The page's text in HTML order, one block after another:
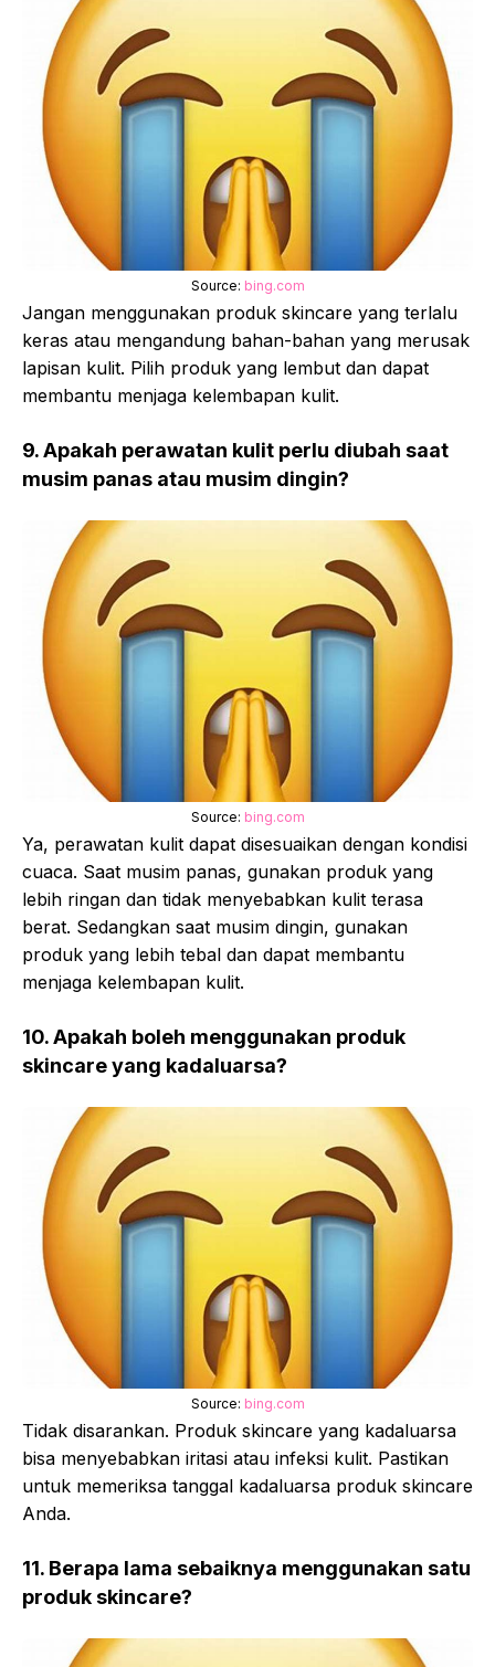
Source: bing.com
Jangan menggunakan produk skincare yang terlalu
keras atau mengandung bahan-bahan yang merusak
lapisan kulit. Pilih produk yang lembut dan dapat
membantu menjaga kelembapan kulit.
9. Apakah perawatan kulit perlu diubah saat
musim panas atau musim dingin?
Source: bing.com
Ya, perawatan kulit dapat disesuaikan dengan kondisi
cuaca. Saat musim panas, gunakan produk yang
lebih ringan dan tidak menyebabkan kulit terasa
berat. Sedangkan saat musim dingin, gunakan
produk yang lebih tebal dan dapat membantu
menjaga kelembapan kulit.
10. Apakah boleh menggunakan produk
skincare yang kadaluarsa?
Source: bing.com
Tidak disarankan. Produk skincare yang kadaluarsa
bisa menyebabkan iritasi atau infeksi kulit. Pastikan
untuk memeriksa tanggal kadaluarsa produk skincare
Anda.
11. Berapa lama sebaiknya menggunakan satu
produk skincare?